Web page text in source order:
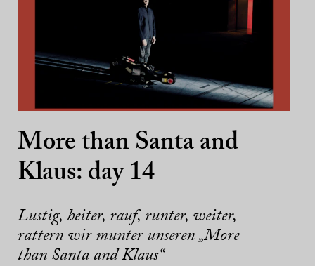
More than Santa and
Klaus: day 14
Lustig, heiter, rauf, runter, weiter,
rattern wir munter unseren „More
than Santa and Klaus“